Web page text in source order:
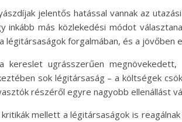
jelentős hatással vannak az
más közlekedési módot
forgalmában, és a jövőben
ugrásszerűen
sok légitársaság – a költségek
részéről egyre nagyobb ellenállást
mellett a légitársaságok is